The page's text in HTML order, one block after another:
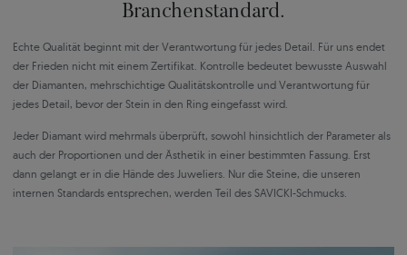
Branchenstandard.
Echte Qualität beginnt mit der Verantwortung für jedes Detail. Für uns endet
der Frieden nicht mit einem Zertifikat. Kontrolle bedeutet bewusste Auswahl
der Diamanten, mehrschichtige Qualitätskontrolle und Verantwortung für
jedes Detail, bevor der Stein in den Ring eingefasst wird.
Jeder Diamant wird mehrmals überprüft, sowohl hinsichtlich der Parameter als
auch der Proportionen und der Ästhetik in einer bestimmten Fassung. Erst
dann gelangt er in die Hände des Juweliers. Nur die Steine, die unseren
internen Standards entsprechen, werden Teil des SAVICKI-Schmucks.